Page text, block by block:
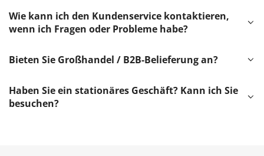
Wie kann ich den Kundenservice kontaktieren,
wenn ich Fragen oder Probleme habe?
Bieten Sie Großhandel / B2B-Belieferung an?
Haben Sie ein stationäres Geschäft? Kann ich Sie
besuchen?